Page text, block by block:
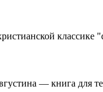
классике
— книга для